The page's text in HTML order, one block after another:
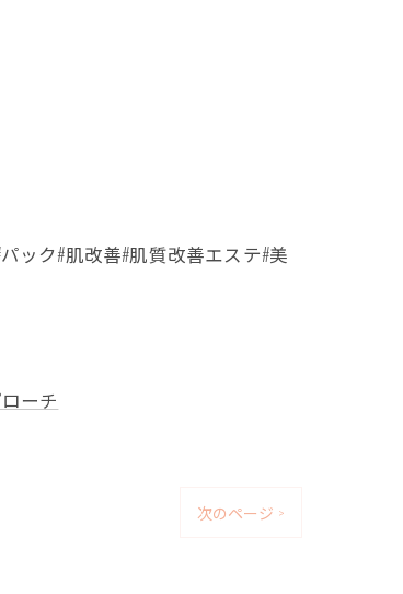
ック#肌改善#肌質改善エステ#美
ーチ
次のページ >